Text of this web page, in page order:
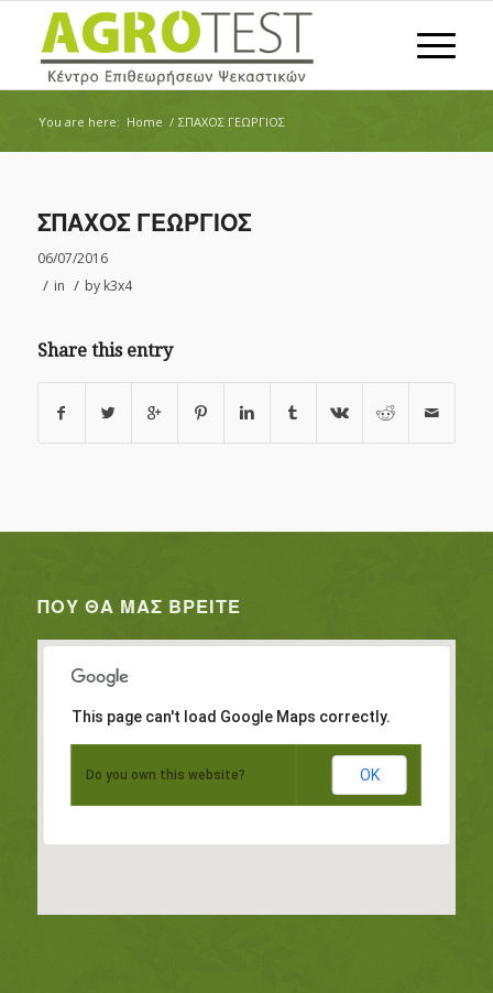
You are here: Home / ΣΠΑΧΟΣ ΓΕΩΡΓΙΟΣ
ΣΠΑΧΟΣ ΓΕΩΡΓΙΟΣ
06/07/2016
/ in / by k3x4
Share this entry
ΠΟΥ ΘΑ ΜΑΣ ΒΡΕΊΤΕ
This page can't load Google Maps correctly.
Do you own this website? OK